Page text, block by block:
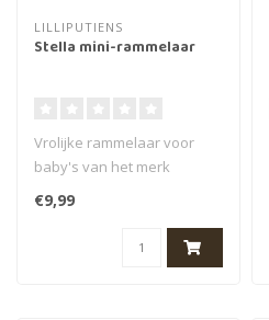
LILLIPUTIENS
Stella mini-rammelaar
Vrolijke rammelaar voor
baby's van het merk
Lilliputiens. Stella het
bekende her..
€9,99